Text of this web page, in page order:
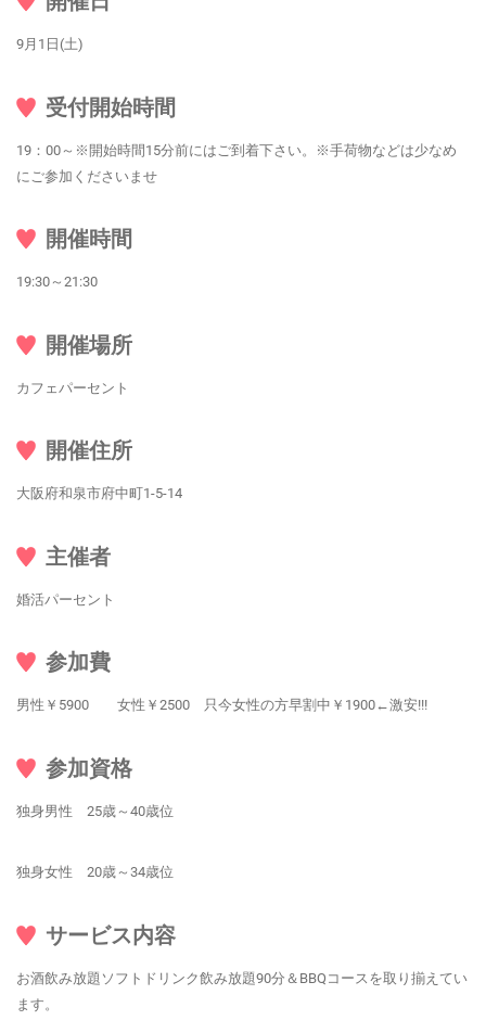
9月1日(土)
受付開始時間
19：00～※開始時間15分前にはご到着下さい。※手荷物などは少なめ
にご参加くださいませ
開催時間
19:30～21:30
開催場所
カフェパーセント
開催住所
大阪府和泉市府中町1-5-14
主催者
婚活パーセント
参加費
男性￥5900 女性￥2500 只今女性の方早割中￥1900←激安!!!
参加資格
独身男性 25歳～40歳位
独身女性 20歳～34歳位
サービス内容
お酒飲み放題ソフトドリンク飲み放題90分＆BBQコースを取り揃えてい
ます。